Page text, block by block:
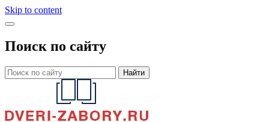
Skip to content
Поиск по сайту
Найти